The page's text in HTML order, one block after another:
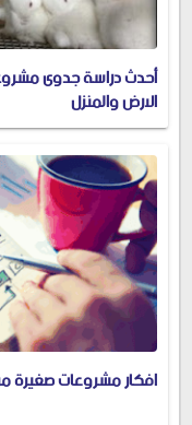
الارض والمنزل
افكار مشروعات صغيرة